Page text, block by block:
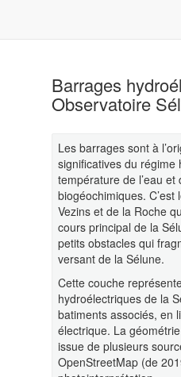
Barrages
Observatoire
Les barrages sont à
significatives du régime
température de l’eau
biogéochimiques.
Vezins et de la Roche
cours principal de la
petits obstacles qui
versant de la Sélune.
Cette couche
hydroélectriques de la
batiments associés, en
électrique. La
issue de plusieurs
OpenStreetMap (de